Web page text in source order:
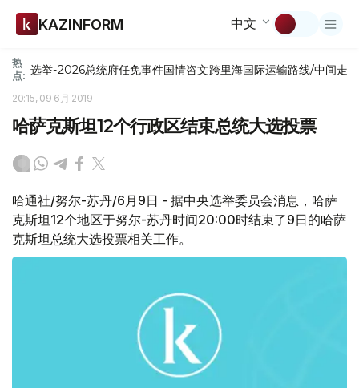
KAZINFORM 中文
热
点: 选举-2026总统府任免事件国情咨文跨里海国际运输路线/中间走廊
20:15, 09 6月 2019
哈萨克斯坦12个行政区结束总统大选投票
哈通社/努尔-苏丹/6月9日 - 据中央选举委员会消息，哈萨
克斯坦12个地区于努尔-苏丹时间20:00时结束了9日的哈萨
克斯坦总统大选投票相关工作。